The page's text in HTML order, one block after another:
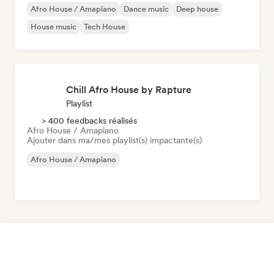
Afro House / Amapiano Dance music
Deep house
House music
Tech House
Chill Afro House by Rapture
Playlist
> 400 feedbacks réalisés
Afro House / Amapiano
Ajouter dans ma/mes playlist(s) impactante(s)
Afro House / Amapiano